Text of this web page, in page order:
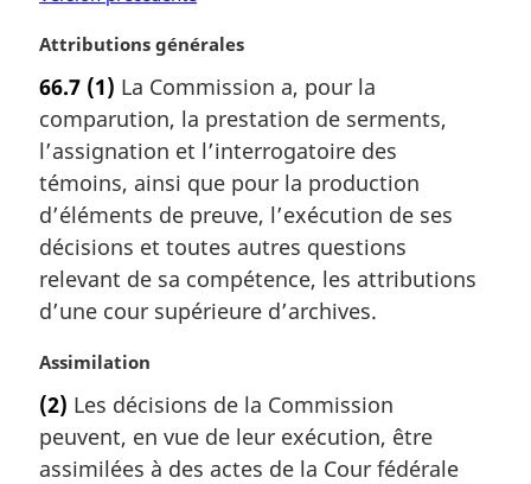
l
:
N
t
e
m
a
g
i
n
a
e
Attributions générales
66.7 (1) La Commission a, pour la
comparution, la prestation de serments,
l’assignation et l’interrogatoire des
témoins, ainsi que pour la production
d’éléments de preuve, l’exécution de ses
décisions et toutes autres questions
relevant de sa compétence, les attributions
d’une cour supérieure d’archives.
N
t
e
m
Assimilation
(2) Les décisions de la Commission
peuvent, en vue de leur exécution, être
assimilées à des actes de la Cour fédérale